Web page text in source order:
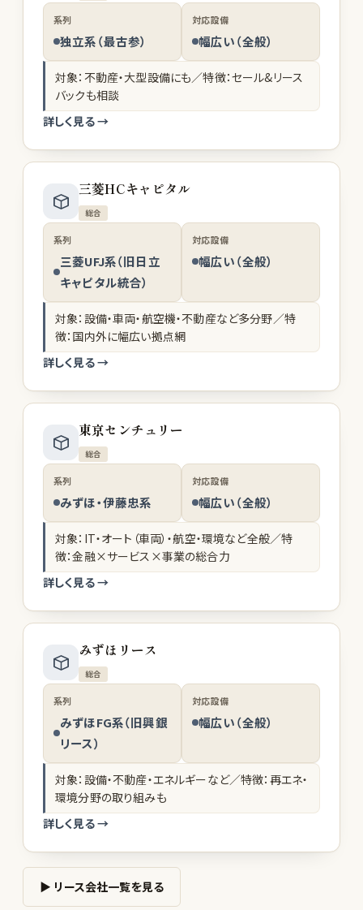
系列
独立系（最古参）
対応設備
幅広い（全般）
対象：不動産・大型設備にも／特徴：セール&リース
バックも相談
詳しく見る →
三菱HCキャピタル
総合
系列
三菱UFJ系（旧日立
キャピタル統合）
対応設備
幅広い（全般）
対象：設備・車両・航空機・不動産など多分野／特
徴：国内外に幅広い拠点網
詳しく見る →
東京センチュリー
総合
系列
みずほ・伊藤忠系
対応設備
幅広い（全般）
対象：IT・オート（車両）・航空・環境など全般／特
徴：金融×サービス×事業の総合力
詳しく見る →
みずほリース
総合
系列
みずほFG系（旧興銀
リース）
対応設備
幅広い（全般）
対象：設備・不動産・エネルギーなど／特徴：再エネ・
環境分野の取り組みも
詳しく見る →
▶ リース会社一覧を見る